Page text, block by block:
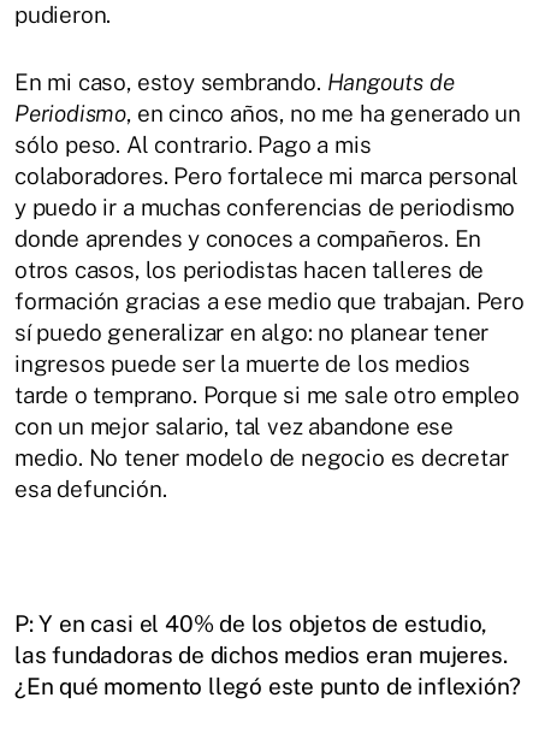
pudieron.
En mi caso, estoy sembrando. Hangouts de
Periodismo, en cinco años, no me ha generado un
sólo peso. Al contrario. Pago a mis
colaboradores. Pero fortalece mi marca personal
y puedo ir a muchas conferencias de periodismo
donde aprendes y conoces a compañeros. En
otros casos, los periodistas hacen talleres de
formación gracias a ese medio que trabajan. Pero
sí puedo generalizar en algo: no planear tener
ingresos puede ser la muerte de los medios
tarde o temprano. Porque si me sale otro empleo
con un mejor salario, tal vez abandone ese
medio. No tener modelo de negocio es decretar
esa defunción.
P: Y en casi el 40% de los objetos de estudio,
las fundadoras de dichos medios eran mujeres.
¿En qué momento llegó este punto de inflexión?